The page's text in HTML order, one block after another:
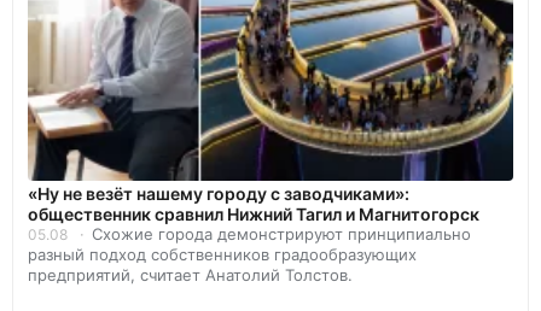
«Ну не везёт нашему городу с заводчиками»:
общественник сравнил Нижний Тагил и Магнитогорск
05.08
Схожие города демонстрируют принципиально
разный подход собственников градообразующих
предприятий, считает Анатолий Толстов.